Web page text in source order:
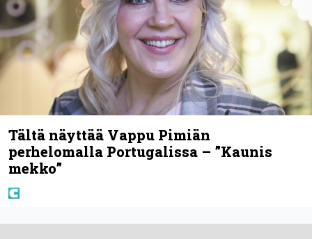
Tältä näyttää Vappu Pimiän
perhelomalla Portugalissa – ”Kaunis
mekko”